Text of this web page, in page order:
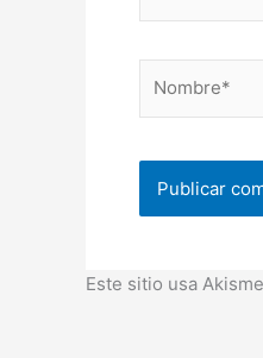
Este sitio usa